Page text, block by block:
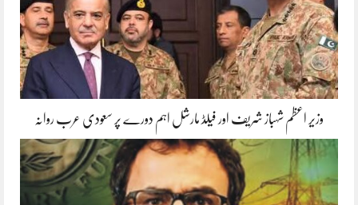
وزیر اعظم شہباز شریف اور فیلڈ مارشل اہم دورے پر سعودی عرب روانہ